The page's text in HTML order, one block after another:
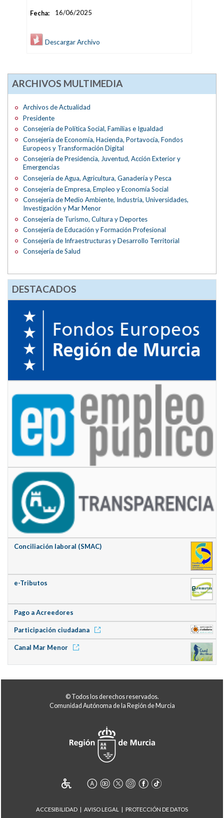
Fecha: 16/06/2025
Descargar Archivo
ARCHIVOS MULTIMEDIA
Archivos de Actualidad
Presidente
Consejería de Política Social, Familias e Igualdad
Consejería de Economía, Hacienda, Portavocía, Fondos
Europeos y Transformación Digital
Consejería de Presidencia, Juventud, Acción Exterior y
Emergencias
Consejería de Agua, Agricultura, Ganadería y Pesca
Consejería de Empresa, Empleo y Economía Social
Consejería de Medio Ambiente, Industria, Universidades,
Investigación y Mar Menor
Consejería de Turismo, Cultura y Deportes
Consejería de Educación y Formación Profesional
Consejería de Infraestructuras y Desarrollo Territorial
Consejería de Salud
DESTACADOS
Conciliación laboral (SMAC)
e-Tributos
Pago a Acreedores
Participación ciudadana
Canal Mar Menor
© Todos los derechos reservados.
Comunidad Autónoma de la Región de Murcia
ACCESIBILIDAD AVISO LEGAL PROTECCIÓN DE DATOS